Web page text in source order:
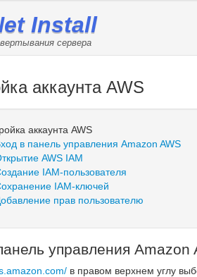
Install
сервера
аккаунта AWS
аккаунта AWS
в панель управления Amazon AWS
AWS IAM
IAM-пользователя
IAM-ключей
прав пользователю
управления Amazon
в правом верхнем углу